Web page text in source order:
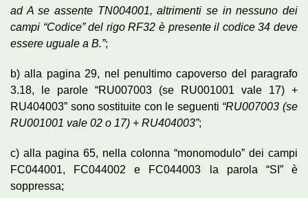
ad A se assente TN004001, altrimenti se in nessuno dei
campi “Codice” del rigo RF32 è presente il codice 34 deve
essere uguale a B.”;
b) alla pagina 29, nel penultimo capoverso del paragrafo
3.18, le parole “RU007003 (se RU001001 vale 17) +
RU404003” sono sostituite con le seguenti “RU007003 (se
RU001001 vale 02 o 17) + RU404003”;
c) alla pagina 65, nella colonna “monomodulo” dei campi
FC044001, FC044002 e FC044003 la parola “SI” è
soppressa;